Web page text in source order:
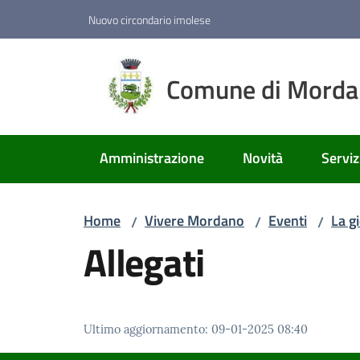
Nuovo circondario imolese
Comune di
Amministrazione Novità
Home / Vivere Mordano / Eventi / La
Allegati
Ultimo aggiornamento: 09-01-2025 08:40